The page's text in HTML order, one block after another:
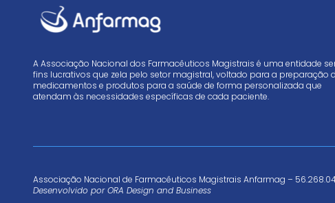
A Associação Nacional dos Farmacêuticos Magistrais é uma entidade
fins lucrativos que zela pelo setor magistral, voltado para a preparação
medicamentos e produtos para a saúde de forma personalizada que
atendam às necessidades específicas de cada paciente.
Associação Nacional de Farmacêuticos Magistrais Anfarmag –
Desenvolvido porORA Design and Business